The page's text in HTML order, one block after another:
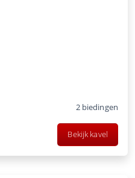
2 biedingen
Bekijk kavel